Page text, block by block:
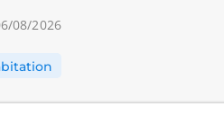
08/2026